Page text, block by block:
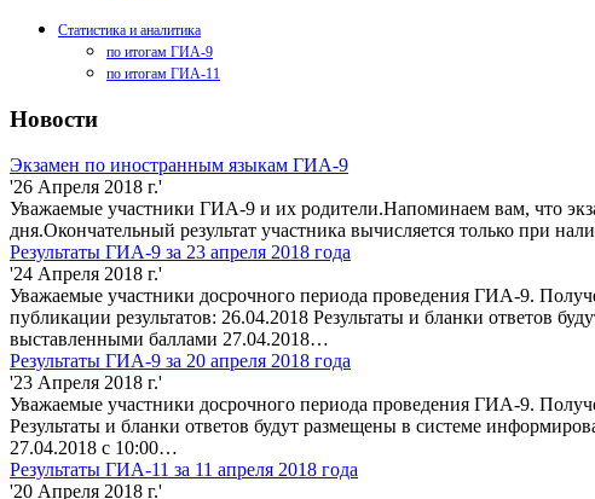
Статистика и аналитика
по итогам ГИА-9
по итогам ГИА-11
Новости
Экзамен по иностранным языкам ГИА-9
'26 Апреля 2018 г.'
Уважаемые участники ГИА-9 и их родители.Напоминаем вам, что
дня.Окончательный результат участника вычисляется только при
Результаты ГИА-9 за 23 апреля 2018 года
'24 Апреля 2018 г.'
Уважаемые участники досрочного периода проведения ГИА-9.
публикации результатов: 26.04.2018 Результаты и бланки ответов
выставленными баллами 27.04.2018…
Результаты ГИА-9 за 20 апреля 2018 года
'23 Апреля 2018 г.'
Уважаемые участники досрочного периода проведения ГИА-9.
Результаты и бланки ответов будут размещены в системе
27.04.2018 с 10:00…
Результаты ГИА-11 за 11 апреля 2018 года
'20 Апреля 2018 г.'